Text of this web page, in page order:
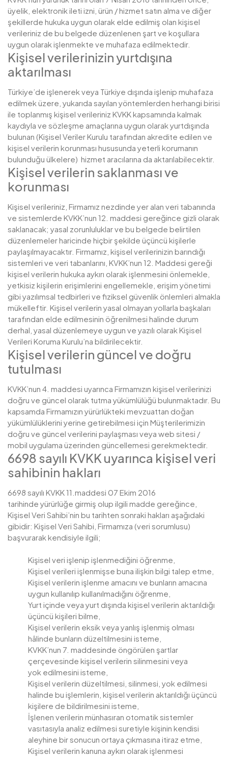
üyelik, elektronik ileti izni, ürün / hizmet satın alma ve diğer
şekillerde hukuka uygun olarak elde edilmiş olan kişisel
verileriniz de bu belgede düzenlenen şart ve koşullara
uygun olarak işlenmekte ve muhafaza edilmektedir.
Kişisel verilerinizin yurtdışına
aktarılması
Türkiye’de işlenerek veya Türkiye dışında işlenip muhafaza
edilmek üzere, yukarıda sayılan yöntemlerden herhangi birisi
ile toplanmış kişisel verileriniz KVKK kapsamında kalmak
kaydıyla ve sözleşme amaçlarına uygun olarak yurtdışında
bulunan (Kişisel Veriler Kurulu tarafından akredite edilen ve
kişisel verilerin korunması hususunda yeterli korumanın
bulunduğu ülkelere) hizmet aracılarına da aktarılabilecektir.
Kişisel verilerin saklanması ve
korunması
Kişisel verileriniz, Firmamız nezdinde yer alan veri tabanında
ve sistemlerde KVKK’nun 12. maddesi gereğince gizli olarak
saklanacak; yasal zorunluluklar ve bu belgede belirtilen
düzenlemeler haricinde hiçbir şekilde üçüncü kişilerle
paylaşılmayacaktır. Firmamız, kişisel verilerinizin barındığı
sistemleri ve veri tabanlarını, KVKK’nun 12. Maddesi gereği
kişisel verilerin hukuka aykırı olarak işlenmesini önlemekle,
yetkisiz kişilerin erişimlerini engellemekle, erişim yönetimi
gibi yazılımsal tedbirleri ve fiziksel güvenlik önlemleri almakla
mükelleftir. Kişisel verilerin yasal olmayan yollarla başkaları
tarafından elde edilmesinin öğrenilmesi halinde durum
derhal, yasal düzenlemeye uygun ve yazılı olarak Kişisel
Verileri Koruma Kurulu’na bildirilecektir.
Kişisel verilerin güncel ve doğru
tutulması
KVKK’nun 4. maddesi uyarınca Firmamızın kişisel verilerinizi
doğru ve güncel olarak tutma yükümlülüğü bulunmaktadır. Bu
kapsamda Firmamızın yürürlükteki mevzuattan doğan
yükümlülüklerini yerine getirebilmesi için Müşterilerimizin
doğru ve güncel verilerini paylaşması veya web sitesi /
mobil uygulama üzerinden güncellemesi gerekmektedir.
6698 sayılı KVKK uyarınca kişisel veri
sahibinin hakları
6698 sayılı KVKK 11.maddesi 07 Ekim 2016
tarihinde yürürlüğe girmiş olup ilgili madde gereğince,
Kişisel Veri Sahibi’nin bu tarihten sonraki hakları aşağıdaki
gibidir: Kişisel Veri Sahibi, Firmamıza (veri sorumlusu)
başvurarak kendisiyle ilgili;
Kişisel veri işlenip işlenmediğini öğrenme,
Kişisel verileri işlenmişse buna ilişkin bilgi talep etme,
Kişisel verilerin işlenme amacını ve bunların amacına
uygun kullanılıp kullanılmadığını öğrenme,
Yurt içinde veya yurt dışında kişisel verilerin aktarıldığı
üçüncü kişileri bilme,
Kişisel verilerin eksik veya yanlış işlenmiş olması
hâlinde bunların düzeltilmesini isteme,
KVKK’nun 7. maddesinde öngörülen şartlar
çerçevesinde kişisel verilerin silinmesini veya
yok edilmesini isteme,
Kişisel verilerin düzeltilmesi, silinmesi, yok edilmesi
halinde bu işlemlerin, kişisel verilerin aktarıldığı üçüncü
kişilere de bildirilmesini isteme,
İşlenen verilerin münhasıran otomatik sistemler
vasıtasıyla analiz edilmesi suretiyle kişinin kendisi
aleyhine bir sonucun ortaya çıkmasına itiraz etme,
Kişisel verilerin kanuna aykırı olarak işlenmesi